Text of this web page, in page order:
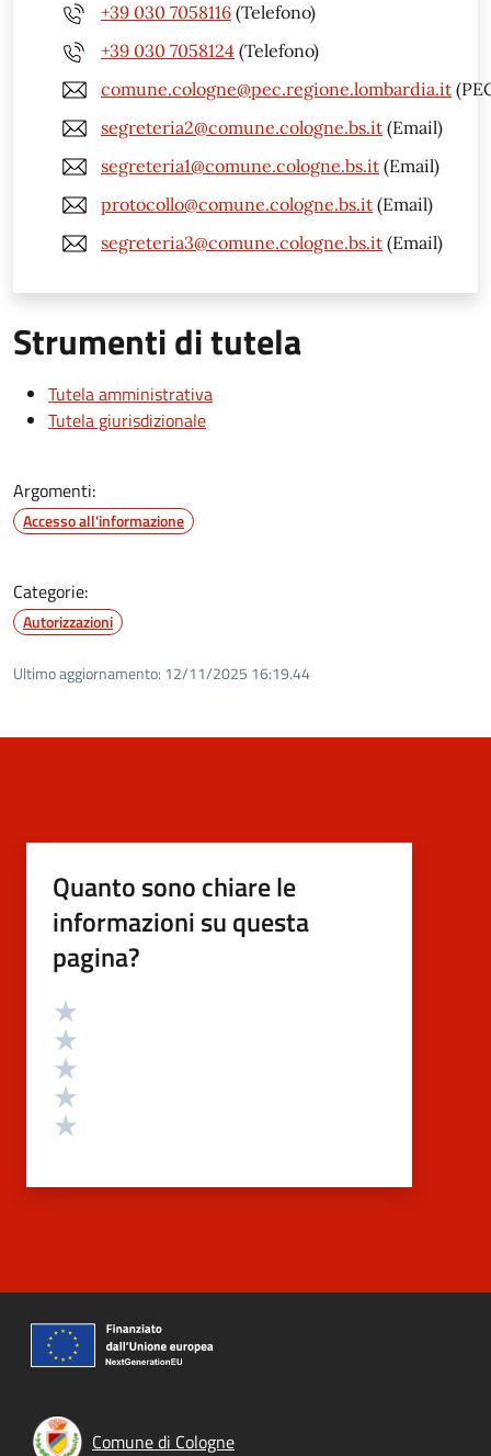
+39 030 7058116 (Telefono)
+39 030 7058124 (Telefono)
comune.cologne@pec.regione.lombardia.it
segreteria2@comune.cologne.bs.it (Email)
segreteria1@comune.cologne.bs.it (Email)
protocollo@comune.cologne.bs.it (Email)
segreteria3@comune.cologne.bs.it (Email)
Strumenti di tutela
Tutela amministrativa
Tutela giurisdizionale
Argomenti:
Accesso all'informazione
Categorie:
Autorizzazioni
Ultimo aggiornamento: 12/11/2025 16:19.44
Quanto sono chiare le
informazioni su questa
pagina?
Valutazione
Comune di Cologne